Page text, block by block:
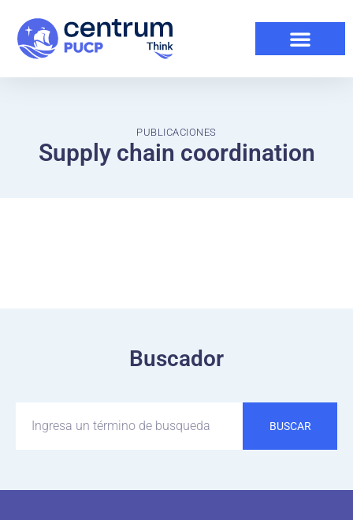
PUBLICACIONES
Supply chain coordination
Buscador
BUSCAR